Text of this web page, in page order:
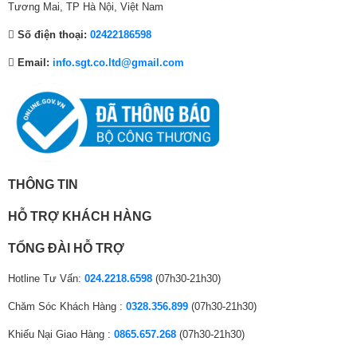
Nâng cấp trải nghiệm giải trí với bộ xử lý thông
chuẩn TV 4K.
Hình ảnh chỉ mang tính chất minh họa sản phẩm
Tổng công suất
Số lượng loa 2 loa
Âm thanh vòm
Lite
Hệ thống loa 2.1 Ch
tivi
Các công nghệ
Đồng bộ âm thanh Q-Symphony
bằng điện thoại
Điều khiển bằng
Bixby có tiếng Việt
0
.
0
Tương Mai, TP Hà Nội, Việt Nam
Số điện thoại: 02422186598
Email: info.sgt.co.ltd@gmail.com
THÔNG TIN
HỖ TRỢ KHÁCH HÀNG
TỔNG ĐÀI HỖ TRỢ
Hotline Tư Vấn: 024.2218.6598 (07h30-21h30)
Chăm Sóc Khách Hàng : 0328.356.899 (07h30-21h30)
Khiếu Nại Giao Hàng : 0865.657.268 (07h30-21h30)